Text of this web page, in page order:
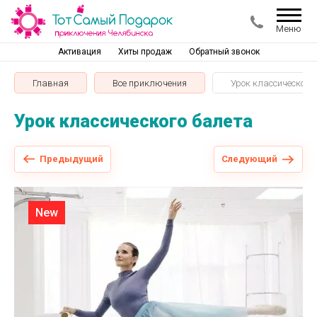
Меню
Активация Хиты продаж Обратный звонок
Главная Все приключения Урок классического
Урок классического балета
Предыдущий Следующий
New